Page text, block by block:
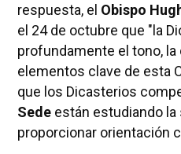
respuesta, el Obispo
el 24 de octubre que "la
profundamente el tono,
elementos clave de esta
que los Dicasterios
Sedeestán estudiando la
proporcionar orientación